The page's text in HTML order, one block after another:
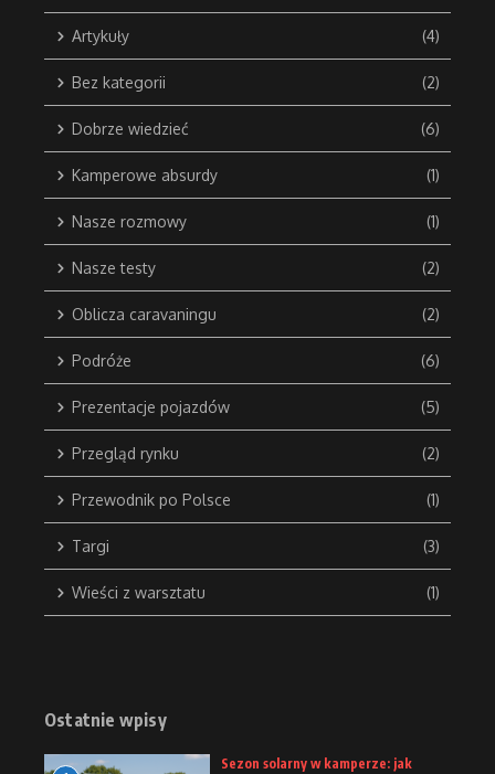
Artykuły (4)
Bez kategorii (2)
Dobrze wiedzieć (6)
Kamperowe absurdy (1)
Nasze rozmowy (1)
Nasze testy (2)
Oblicza caravaningu (2)
Podróże (6)
Prezentacje pojazdów (5)
Przegląd rynku (2)
Przewodnik po Polsce (1)
Targi (3)
Wieści z warsztatu (1)
Ostatnie wpisy
Sezon solarny w kamperze: jak